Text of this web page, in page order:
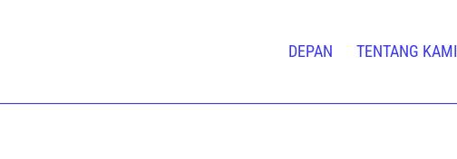
DEPAN TENTANG KAMI